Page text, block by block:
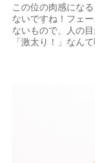
この位の肉感にな
ないですね！フェ
ないもので、人の
「激太り！」なん